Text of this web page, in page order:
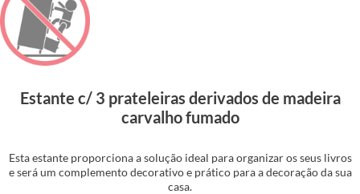
Estante c/ 3 prateleiras derivados de madeira
carvalho fumado
Esta estante proporciona a solução ideal para organizar os seus livros
e será um complemento decorativo e prático para a decoração da sua
casa.